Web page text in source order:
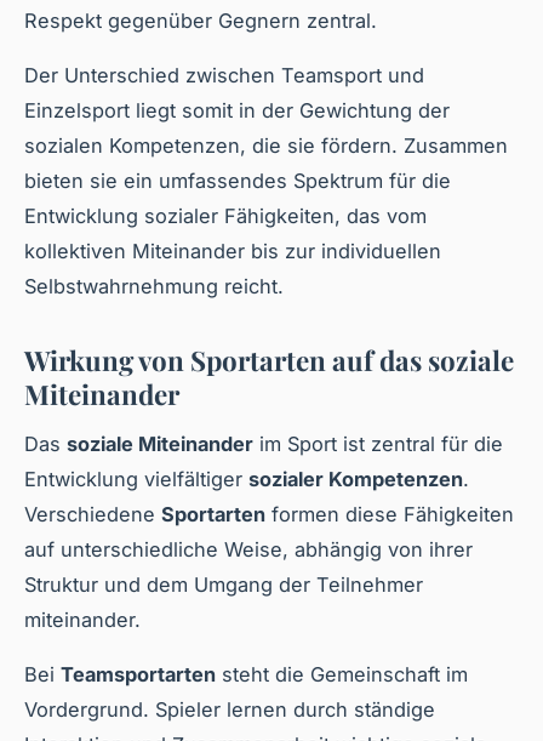
Respekt gegenüber Gegnern zentral.
Der Unterschied zwischen Teamsport und
Einzelsport liegt somit in der Gewichtung der
sozialen Kompetenzen, die sie fördern. Zusammen
bieten sie ein umfassendes Spektrum für die
Entwicklung sozialer Fähigkeiten, das vom
kollektiven Miteinander bis zur individuellen
Selbstwahrnehmung reicht.
Wirkung von Sportarten auf das soziale
Miteinander
Das soziale Miteinander im Sport ist zentral für die
Entwicklung vielfältiger sozialer Kompetenzen.
Verschiedene Sportarten formen diese Fähigkeiten
auf unterschiedliche Weise, abhängig von ihrer
Struktur und dem Umgang der Teilnehmer
miteinander.
Bei Teamsportarten steht die Gemeinschaft im
Vordergrund. Spieler lernen durch ständige